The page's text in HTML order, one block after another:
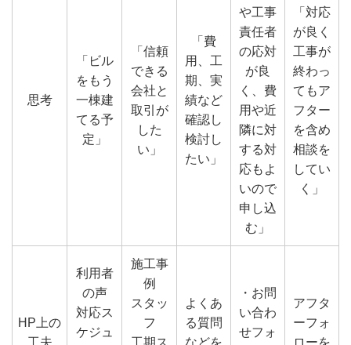
思考
「ビル
をもう
一棟建
てる予
定」
「信頼
できる
会社と
取引が
した
い」
「費
用、工
期、実
績など
確認し
検討し
たい」
や工事
責任者
の応対
が良
く、費
用や近
隣に対
する対
応もよ
いので
申し込
む」
「対応
が良く
工事が
終わっ
てもア
フター
を含め
相談を
してい
く」
HP上の
工夫
利用者
の声
対応ス
ケジュ
施工事
例
スタッ
フ
工期ス
よくあ
る質問
などを
・お問
い合わ
せフォ
アフタ
ーフォ
ローを